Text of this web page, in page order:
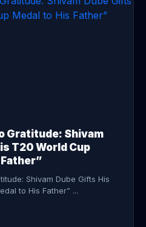
Gratitude: Shivam
T20 World Cup
Shivam Dube Gifts His
to His Father” ...